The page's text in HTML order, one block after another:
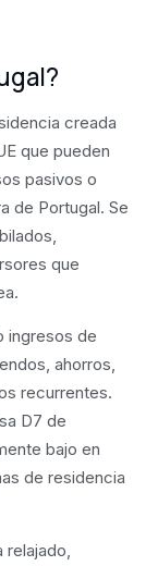
creada
que pueden
pasivos o
de Portugal. Se
que
ingresos de
ahorros,
recurrentes.
D7 de
bajo en
de residencia